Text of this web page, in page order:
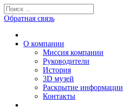
Обратная связь
О компании
Миссия компании
Руководители
История
3D музей
Раскрытие информации
Контакты